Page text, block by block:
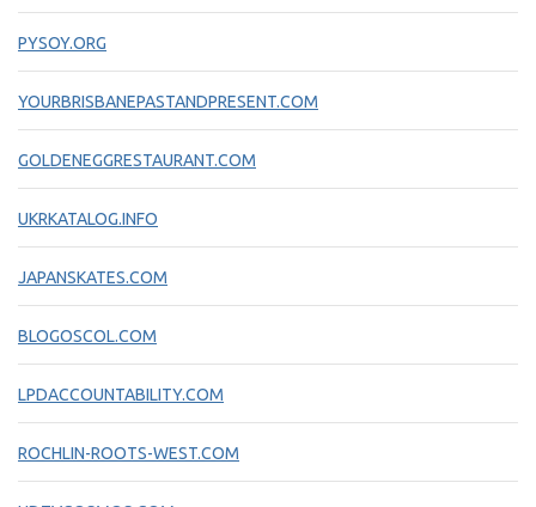
PYSOY.ORG
YOURBRISBANEPASTANDPRESENT.COM
GOLDENEGGRESTAURANT.COM
UKRKATALOG.INFO
JAPANSKATES.COM
BLOGOSCOL.COM
LPDACCOUNTABILITY.COM
ROCHLIN-ROOTS-WEST.COM